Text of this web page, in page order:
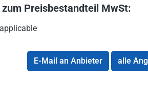
Preisbestandteil MwSt:
E-Mail an Anbieter alle